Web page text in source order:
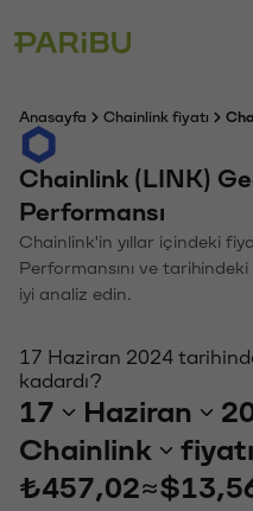
Anasayfa Chainlink fiyatı
Chainlink (LINK)
Performansı
Chainlink'in yıllar içindeki
Performansını ve
iyi analiz edin.
17 Haziran 2024
kadardı?
17 Haziran
Chainlink
₺457,02≈